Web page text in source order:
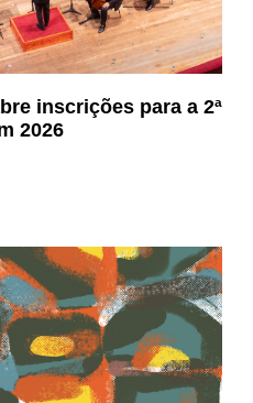
inscrições para a 2ª
2026